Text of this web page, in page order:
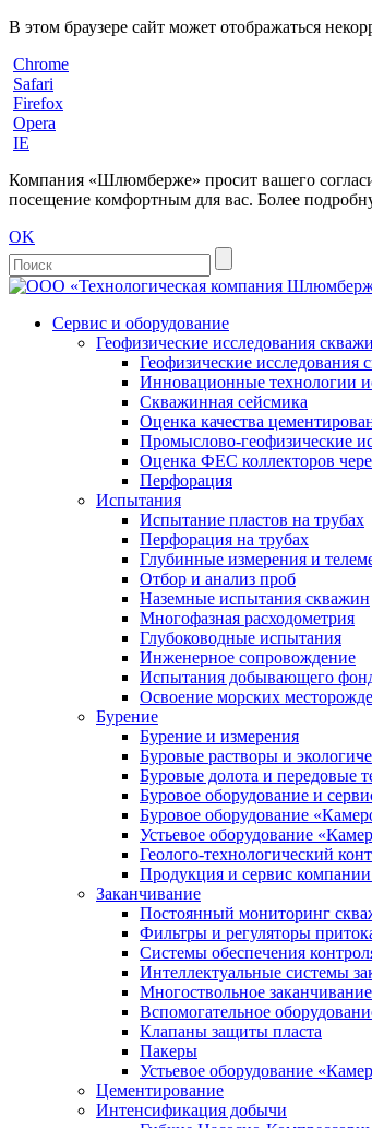
В этом браузере сайт может отображаться
Chrome
Safari
Firefox
Opera
IE
Компания «Шлюмберже» просит вашего
посещение комфортным для вас. Более
OK
Сервис и оборудование
Геофизические исследования
Геофизические исследования
Инновационные технологии
Скважинная сейсмика
Оценка качества
Промыслово-геофизические
Оценка ФЕС коллекторов
Перфорация
Испытания
Испытание пластов на трубах
Перфорация на трубах
Глубинные измерения и
Отбор и анализ проб
Наземные испытания скважин
Многофазная расходометрия
Глубоководные испытания
Инженерное сопровождение
Испытания добывающего
Освоение морских
Бурение
Бурение и измерения
Буровые растворы и
Буровые долота и передовые
Буровое оборудование и
Буровое оборудование
Устьевое оборудование
Геолого-технологический
Продукция и сервис
Заканчивание
Постоянный мониторинг
Фильтры и регуляторы
Cистемы обеспечения
Интеллектуальные системы
Многоствольное заканчивание
Вспомогательное
Клапаны защиты пласта
Пакеры
Устьевое оборудование
Цементирование
Интенсификация добычи